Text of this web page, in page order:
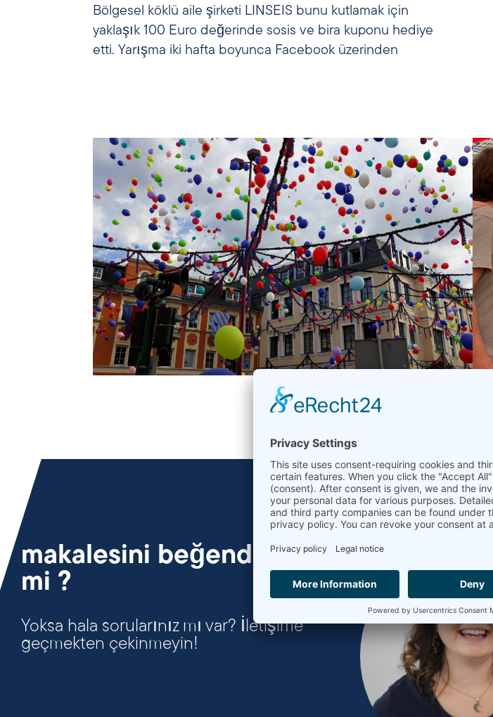
Bölgesel köklü aile şirketi LINSEIS bunu kutlamak için
yaklaşık 100 Euro değerinde sosis ve bira kuponu hediye
etti. Yarışma iki hafta boyunca Facebook üzerinden
makalesini beğendiniz
mi ?
Yoksa hala sorularınız mı var? İletişime
geçmekten çekinmeyin!